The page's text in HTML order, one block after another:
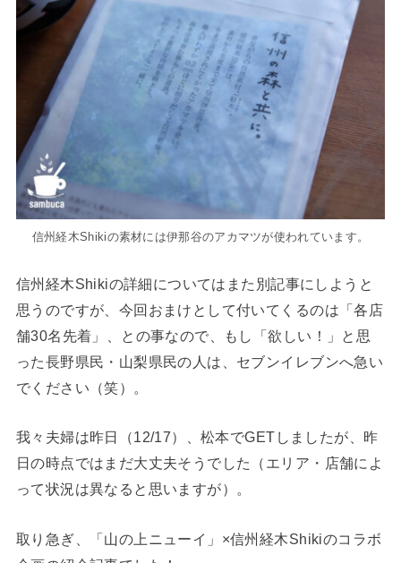
信州経木Shikiの素材には伊那谷のアカマツが使われています。
信州経木Shikiの詳細についてはまた別記事にしようと
思うのですが、今回おまけとして付いてくるのは「各店
舗30名先着」、との事なので、もし「欲しい！」と思
った長野県民・山梨県民の人は、セブンイレブンへ急い
でください（笑）。
我々夫婦は昨日（12/17）、松本でGETしましたが、昨
日の時点ではまだ大丈夫そうでした（エリア・店舗によ
って状況は異なると思いますが）。
取り急ぎ、「山の上ニューイ」×信州経木Shikiのコラボ